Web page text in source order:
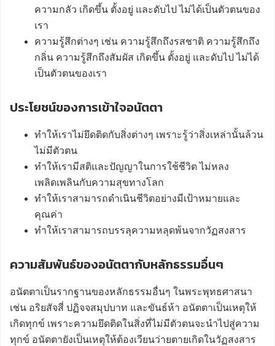
ความกลัว เกิดขึ้น ตั้งอยู่ และดับไป ไม่ได้เป็นตัวตนของ
เรา
ความรู้สึกต่างๆ เช่น ความรู้สึกถึงรสชาติ ความรู้สึกถึง
กลิ่น ความรู้สึกถึงสัมผัส เกิดขึ้น ตั้งอยู่ และดับไป ไม่ได้
เป็นตัวตนของเรา
ประโยชน์ของการเข้าใจอนัตตา
ทำให้เราไม่ยึดติดกับสิ่งต่างๆ เพราะรู้ว่าสิ่งเหล่านั้นล้วน
ไม่มีตัวตน
ทำให้เรามีสติและปัญญาในการใช้ชีวิต ไม่หลง
เพลิดเพลินกับความสุขทางโลก
ทำให้เราสามารถดำเนินชีวิตอย่างมีเป้าหมายและ
คุณค่า
ทำให้เราสามารถบรรลุความหลุดพ้นจากวัฏสงสาร
ความสัมพันธ์ของอนัตตากับหลักธรรมอื่นๆ
อนัตตาเป็นรากฐานของหลักธรรมอื่นๆ ในพระพุทธศาสนา
เช่น อริยสัจสี่ ปฏิจจสมุปบาท และขันธ์ห้า อนัตตาเป็นเหตุให้
เกิดทุกข์ เพราะความยึดติดในสิ่งที่ไม่มีตัวตนจะนำไปสู่ความ
ทุกข์ อนัตตายังเป็นเหตุให้ต้องเวียนว่ายตายเกิดในวัฏสงสาร